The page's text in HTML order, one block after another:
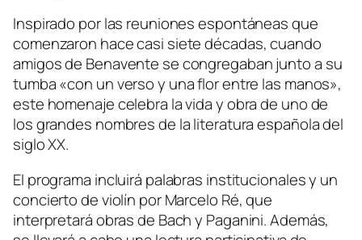
Inspirado por las reuniones espontáneas que
comenzaron hace casi siete décadas, cuando
amigos de Benavente se congregaban junto a su
tumba «con un verso y una flor entre las manos»,
este homenaje celebra la vida y obra de uno de
los grandes nombres de la literatura española del
siglo XX.
El programa incluirá palabras institucionales y un
concierto de violín por Marcelo Ré, que
interpretará obras de Bach y Paganini. Además,